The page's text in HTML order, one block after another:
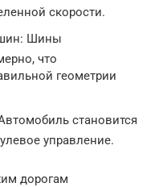
скорости.
Шины
что
геометрии
становится
управление.
дорогам